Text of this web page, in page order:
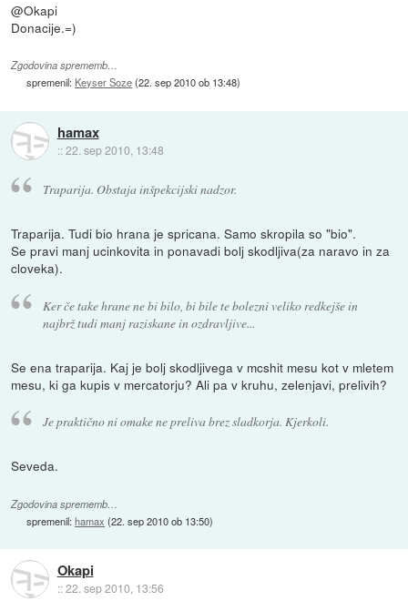
@Okapi
Donacije.=)
Zgodovina sprememb…
spremenil: Keyser Soze(22. sep 2010 ob 13:48)
hamax
::22. sep 2010, 13:48
Traparija. Obstaja inšpekcijski nadzor.
Traparija. Tudi bio hrana je spricana. Samo skropila so "bio".
Se pravi manj ucinkovita in ponavadi bolj skodljiva(za naravo in za
cloveka).
Ker če take hrane ne bi bilo, bi bile te bolezni veliko redkejše in
najbrž tudi manj raziskane in ozdravljive...
Se ena traparija. Kaj je bolj skodljivega v mcshit mesu kot v mletem
mesu, ki ga kupis v mercatorju? Ali pa v kruhu, zelenjavi, prelivih?
Je praktično ni omake ne preliva brez sladkorja. Kjerkoli.
Seveda.
Zgodovina sprememb…
spremenil:hamax (22. sep 2010 ob 13:50)
Okapi
::22. sep 2010, 13:56